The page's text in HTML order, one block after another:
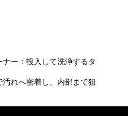
ナー：投入して洗浄するタ
汚れへ密着し、内部まで狙